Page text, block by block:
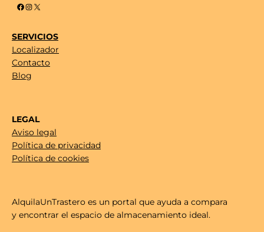
Facebook InstagramX
SERVICIOS
Localizador
Contacto
Blog
LEGAL
Aviso legal
Política de privacidad
Política de cookies
AlquilaUnTrastero es un portal que ayuda a compara
y encontrar el espacio de almacenamiento ideal.